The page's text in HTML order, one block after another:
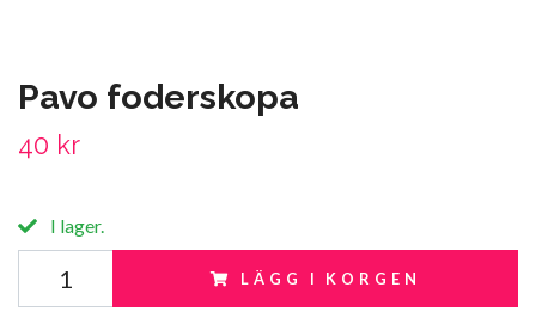
Pavo foderskopa
40 kr
I lager.
LÄGG I KORGEN